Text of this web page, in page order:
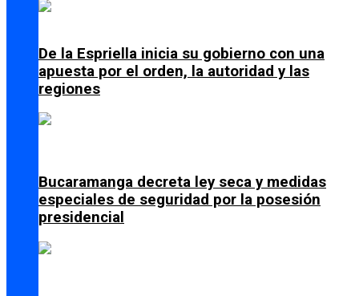
De la Espriella inicia su gobierno con una
apuesta por el orden, la autoridad y las
regiones
Bucaramanga decreta ley seca y medidas
especiales de seguridad por la posesión
presidencial